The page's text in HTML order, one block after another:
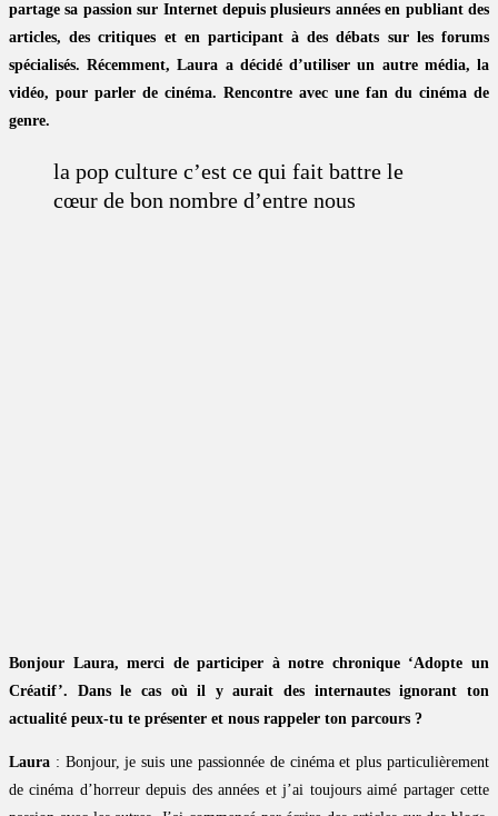
partage sa passion sur Internet depuis plusieurs années en publiant des
articles, des critiques et en participant à des débats sur les forums
spécialisés. Récemment, Laura a décidé d’utiliser un autre média, la
vidéo, pour parler de cinéma. Rencontre avec une fan du cinéma de
genre.
la pop culture c’est ce qui fait battre le
cœur de bon nombre d’entre nous
Bonjour Laura, merci de participer à notre chronique ‘Adopte un
Créatif’. Dans le cas où il y aurait des internautes ignorant ton
actualité peux-tu te présenter et nous rappeler ton parcours ?
Laura : Bonjour, je suis une passionnée de cinéma et plus particulièrement
de cinéma d’horreur depuis des années et j’ai toujours aimé partager cette